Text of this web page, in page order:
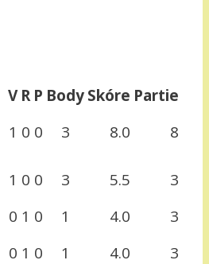
V R P BodySkóre Partie
1 0 0 3 8.0 8
1 0 0 3 5.5
3
0 1 0 1 4.0
3
0 1 0 1 4.0
3